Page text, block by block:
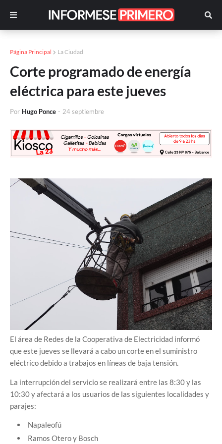
Página Principal La Ciudad
Corte programado de energía
eléctrica para este jueves
Por Hugo Ponce - 24 septiembre
El área de Redes de la Cooperativa de Electricidad informó
que este jueves se llevará a cabo un corte en el suministro
eléctrico debido a trabajos en líneas de baja tensión.
La interrupción del servicio se realizará entre las 8:30 y las
10:30 y afectará a los usuarios de las siguientes localidades y
parajes:
Napaleofú
Ramos Otero y Bosch